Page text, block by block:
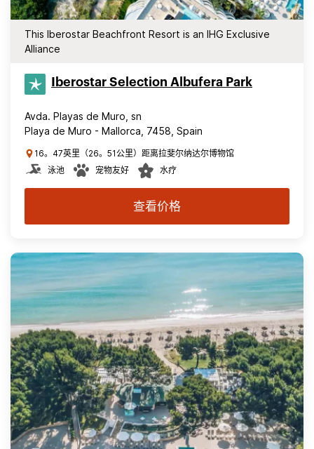
This Iberostar Beachfront Resort is an IHG Exclusive
Alliance
Iberostar Selection​ Albufera Park
Avda. Playas de Muro, sn
Playa de Muro - Mallorca, 7458, Spain
16。47英里（26。51公里）距离拉斐尔纳达尔博物馆
泳池
宠物友好 水疗
查看价格